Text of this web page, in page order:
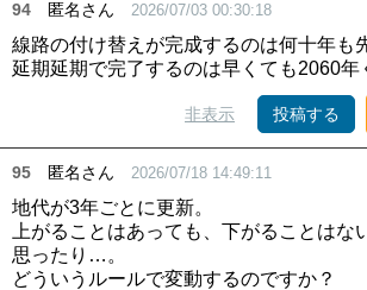
94 匿名さん 2026/07/03 00:30:18
線路の付け替えが完成するのは何十年も
延期延期で完了するのは早くても2060年
非表示 投稿する
95 匿名さん 2026/07/18 14:49:11
地代が3年ごとに更新。
上がることはあっても、下がることはな
思ったり…。
どういうルールで変動するのですか？